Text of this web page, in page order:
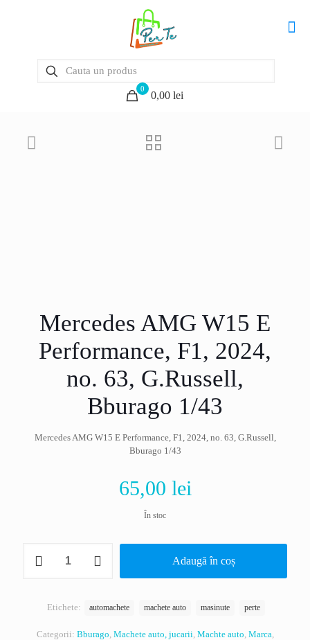
0
0,00 lei
Mercedes AMG W15 E
Performance, F1, 2024,
no. 63, G.Russell,
Bburago 1/43
Mercedes AMG W15 E Performance, F1, 2024, no. 63, G.Russell,
Bburago 1/43
65,00 lei
În stoc
Adaugă în coș
Categorii: Bburago, Machete auto, jucarii, Machte auto, Marca,
Etichete: automachete machete auto masinute perte